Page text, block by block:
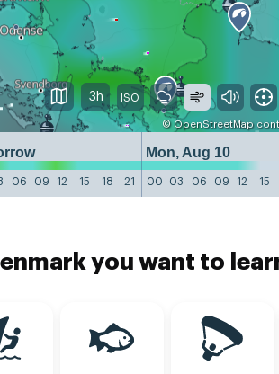
© OpenStreetMap
Mon, Aug 10
06 09 12 15 18 21 00 03 06 09 12 15
3h
you want to